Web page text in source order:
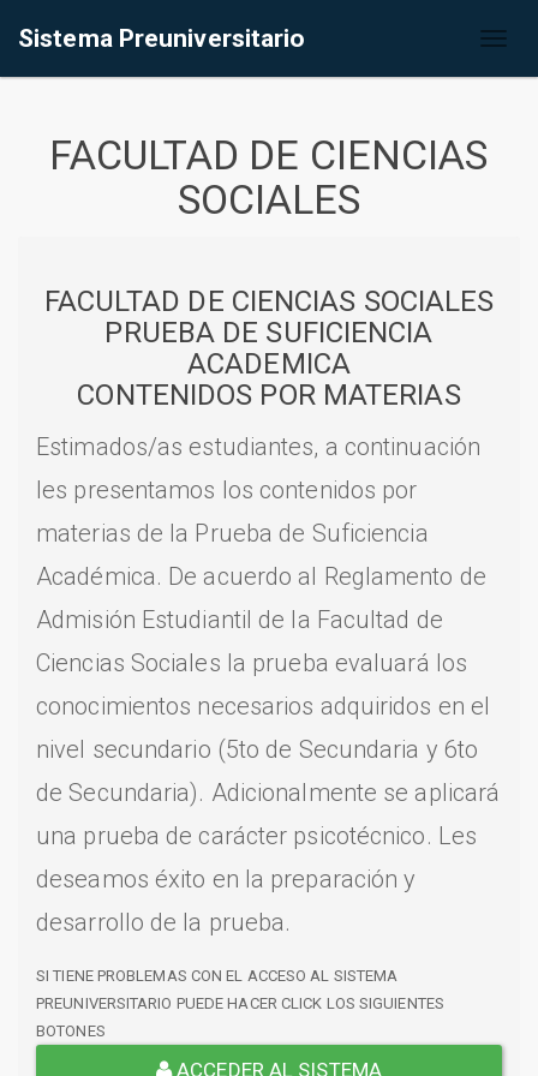
Sistema Preuniversitario
FACULTAD DE CIENCIAS
SOCIALES
FACULTAD DE CIENCIAS SOCIALES
PRUEBA DE SUFICIENCIA
ACADEMICA
CONTENIDOS POR MATERIAS
Estimados/as estudiantes, a continuación
les presentamos los contenidos por
materias de la Prueba de Suficiencia
Académica. De acuerdo al Reglamento de
Admisión Estudiantil de la Facultad de
Ciencias Sociales la prueba evaluará los
conocimientos necesarios adquiridos en el
nivel secundario (5to de Secundaria y 6to
de Secundaria). Adicionalmente se aplicará
una prueba de carácter psicotécnico. Les
deseamos éxito en la preparación y
desarrollo de la prueba.
SI TIENE PROBLEMAS CON EL ACCESO AL SISTEMA
PREUNIVERSITARIO PUEDE HACER CLICK LOS SIGUIENTES
BOTONES
ACCEDER AL SISTEMA